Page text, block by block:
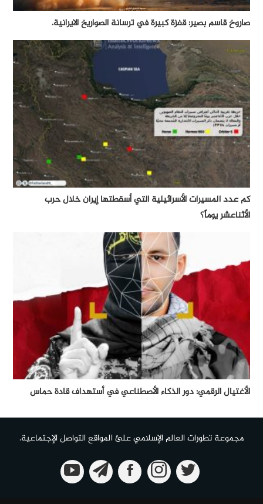
صاروخ قاسم بصير: قفزة كبيرة في ترسانة الصواريخ الايرانية.
كم عدد المسيرات الأسرائيلية التي أسقطتها إيران خلال حرب
الأثناعشر يوماً؟
الأغتيال الرقمي: دور الذكاء الأصطناعي في أستهداف قادة حماس
مجموعة تطورات العالم الإسلامي علئ المواقع التواصل الإجتماعية.